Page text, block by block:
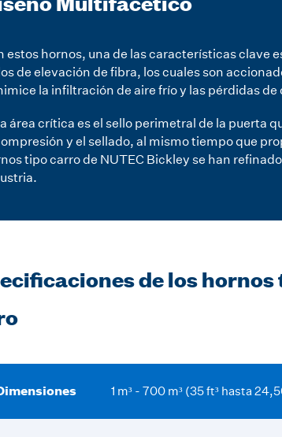
estos hornos, una de las características clave
de elevación de fibra, los cuales son
la infiltración de aire frío y las pérdidas
área crítica es el sello perimetral de la puerta
y el sellado, al mismo tiempo que
tipo carro de NUTEC Bickley se han
de los
1 m³ - 700 m³ (35 ft³ hasta